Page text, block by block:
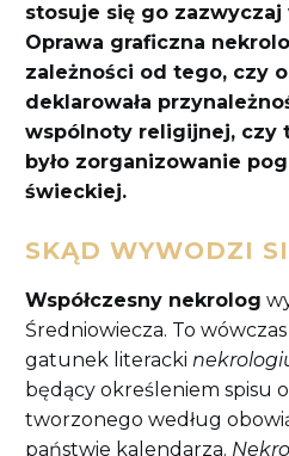
stosuje się go
Oprawa graficzna
zależności od tego, czy
deklarowała
wspólnoty religijnej, czy
było zorganizowanie
świeckiej.
SKĄD WYWODZI
Współczesny nekrolog
Średniowiecza. To wówczas
gatunek literacki
będący określeniem spisu
tworzonego według
państwie kalendarza.